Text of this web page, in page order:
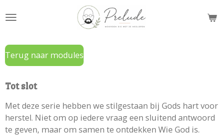
direct
de
hoofdinhoud
Terug naar modules
Tot slot
Met deze serie hebben we stilgestaan bij Gods hart voor
herstel. Niet om op iedere vraag een sluitend antwoord
te geven, maar om samen te ontdekken Wie God is.